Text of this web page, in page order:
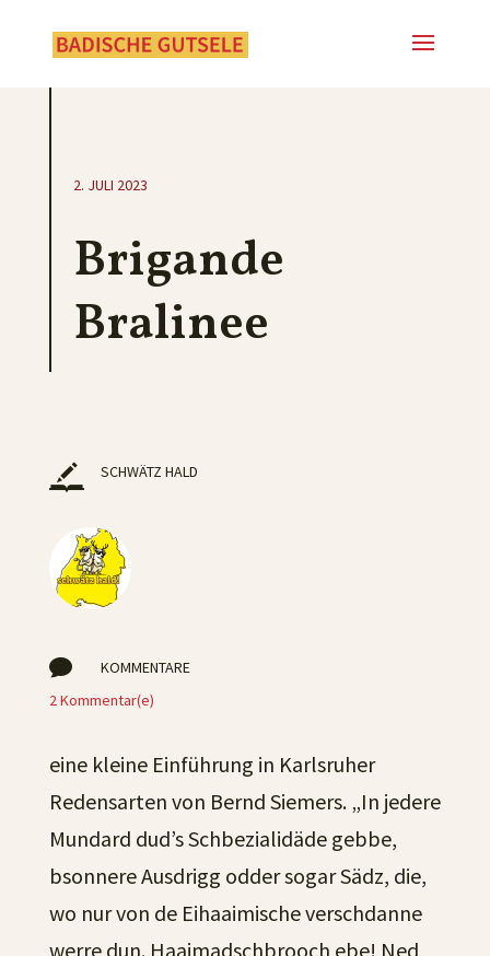
2. JULI 2023
Brigande
Bralinee
SCHWÄTZ HALD

KOMMENTARE
2 Kommentar(e)
eine kleine Einführung in Karlsruher
Redensarten von Bernd Siemers. „In jedere
Mundard dud’s Schbezialidäde gebbe,
bsonnere Ausdrigg odder sogar Sädz, die,
wo nur von de Eihaaimische verschdanne
werre dun. Haaimadschbrooch ebe! Ned